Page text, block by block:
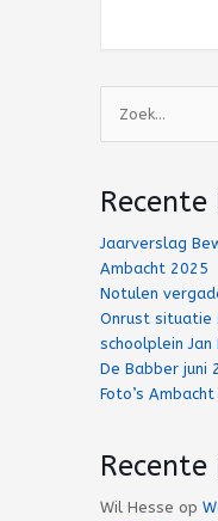
Zoek
naar:
Jaarverslag
Ambacht 2025
Notulen
Onrust situatie
schoolplein
De Babber juni
Foto’s
Wil Hesse op